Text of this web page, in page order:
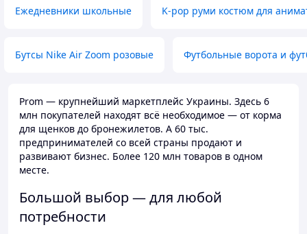
Ежедневники школьные K-pop руми костюм для
Бутсы Nike Air Zoom розовые Футбольные ворота и
Prom — крупнейший маркетплейс Украины. Здесь 6
млн покупателей находят всё необходимое — от корма
для щенков до бронежилетов. А 60 тыс.
предпринимателей со всей страны продают и
развивают бизнес. Более 120 млн товаров в одном
месте.
Большой выбор — для любой
потребности